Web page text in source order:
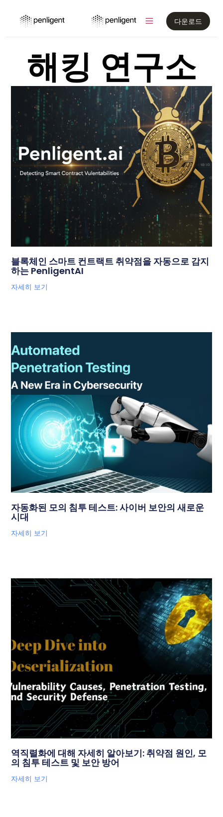
다운로드
해킹 연구소
블록체인 스마트 컨트랙트 취약점을 자동으로 감지
하는 PenligentAI
자세히 보기
자동화된 모의 침투 테스트: 사이버 보안의 새로운
시대
자세히 보기
역직렬화에 대해 자세히 알아보기: 취약점 원인, 모
의 침투 테스트 및 보안 방어
자세히 보기